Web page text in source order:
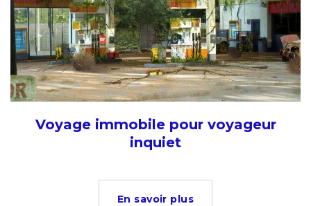
Voyage immobile pour voyageur
inquiet
En savoir plus